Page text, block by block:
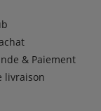
& Paiement
livraison